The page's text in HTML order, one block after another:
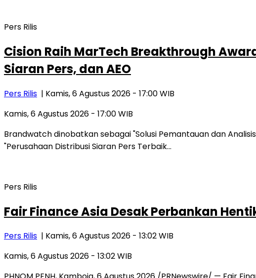
Pers Rilis
Cision Raih MarTech Breakthrough
Siaran Pers, dan AEO
Pers Rilis | Kamis, 6 Agustus 2026 - 17:00 WIB
Kamis, 6 Agustus 2026 - 17:00 WIB
Brandwatch dinobatkan sebagai "Solusi Pemantauan dan
"Perusahaan Distribusi Siaran Pers Terbaik…
Pers Rilis
Fair Finance Asia Desak Perbankan
Pers Rilis | Kamis, 6 Agustus 2026 - 13:02 WIB
Kamis, 6 Agustus 2026 - 13:02 WIB